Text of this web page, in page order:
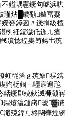
鎰堣憲鐝句唬浜哄
瑾炶█鐨勫鍏冨寲
簮鑸囪〃鐝捐級楂
栵紝鍑濊仛鍦ㄦ瘡
€濆惗鍠婁笉鍚岀殑
虹従浠ｇ殑娼祦鎸
犳柉鍧﹁嚜宸遍兘
鐝剧殑鈥滅浉灏嶈
鍟熺灜鏈嶈瑷▓鐨
濈殑鍏ㄦ柊闋樺煙锛